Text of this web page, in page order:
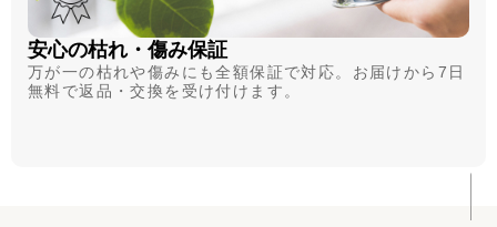
安心の枯れ・傷み保証
万が一の枯れや傷みにも全額保証で対応。お届けから7日
無料で返品・交換を受け付けます。